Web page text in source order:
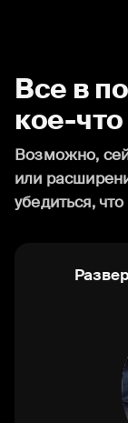
Все в
кое-
Возможно,
или
убедиться,